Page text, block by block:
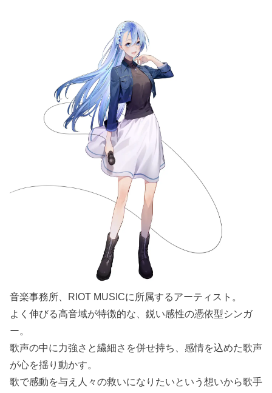
音楽事務所、RIOT MUSICに所属するアーティスト。
よく伸びる高音域が特徴的な、鋭い感性の憑依型シンガ
ー。
歌声の中に力強さと繊細さを併せ持ち、感情を込めた歌声
が心を揺り動かす。
歌で感動を与え人々の救いになりたいという想いから歌手